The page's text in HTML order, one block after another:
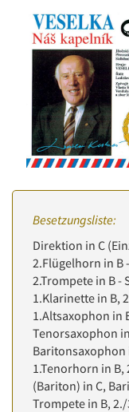
Besetzungsliste:
Direktion in C
2.Flügelhorn in B
2.Trompete in B -
1.Klarinette in B,
1.Altsaxophon in
Tenorsaxophon
Baritonsaxophon
1.Tenorhorn in
(Bariton) in C,
Trompete in B,